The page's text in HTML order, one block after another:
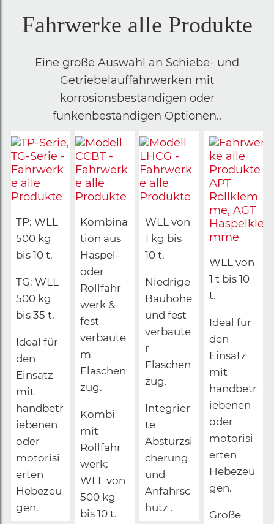
Fahrwerke alle Produkte
Eine große Auswahl an Schiebe- und
Getriebelauffahrwerken mit
korrosionsbeständigen oder
funkenbeständigen Optionen..
TP: WLL
500 kg
bis 10 t.
TG: WLL
500 kg
bis 35 t.
Ideal für
den
Einsatz
mit
handbetr
iebenen
oder
motorisi
erten
Hebezeu
gen.
Kombina
tion aus
Haspel-
oder
Rollfahr
werk &
fest
verbaute
m
Flaschen
zug.
Kombi
mit
Rollfahr
werk:
WLL von
500 kg
bis 10 t.
WLL von
1 kg bis
10 t.
Niedrige
Bauhöhe
und fest
verbaute
r
Flaschen
zug.
Integrier
te
Absturzsi
cherung
und
Anfahrsc
hutz .
WLL von
1 t bis 10
t.
Ideal für
den
Einsatz
mit
handbetr
iebenen
oder
motorisi
erten
Hebezeu
gen.
Große